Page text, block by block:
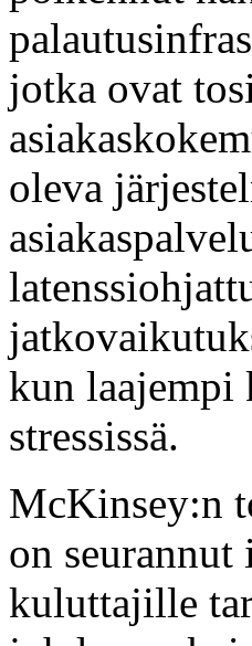
jotka ovat
oleva
kun laajempi
stressissä.
McKinsey:n
on
kuluttajille